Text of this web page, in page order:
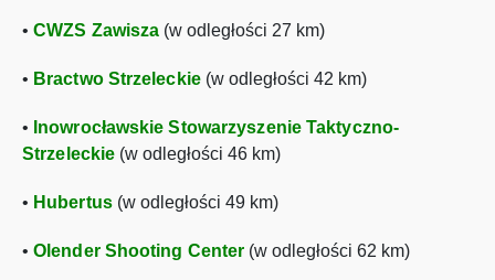
• CWZS Zawisza (w odległości 27 km)
• Bractwo Strzeleckie(w odległości 42 km)
• Inowrocławskie Stowarzyszenie Taktyczno-
Strzeleckie (w odległości 46 km)
• Hubertus(w odległości 49 km)
• Olender Shooting Center (w odległości 62 km)